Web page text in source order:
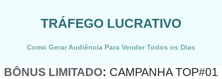
TRÁFEGO LUCRATIVO
Como Gerar Audiência Para Vender Todos os Dias
BÔNUS LIMITADO: CAMPANHA TOP#01